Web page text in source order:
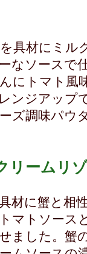
具材にミル
なソースで
にトマト風
ンジアップ
ズ調味パウ
リームリ
材に蟹と相
マトソース
ました。蟹